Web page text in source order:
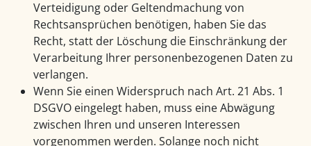
Verteidigung oder Geltendmachung von
Rechtsansprüchen benötigen, haben Sie das
Recht, statt der Löschung die Einschränkung der
Verarbeitung Ihrer personenbezogenen Daten zu
verlangen.
Wenn Sie einen Widerspruch nach Art. 21 Abs. 1
DSGVO eingelegt haben, muss eine Abwägung
zwischen Ihren und unseren Interessen
vorgenommen werden. Solange noch nicht